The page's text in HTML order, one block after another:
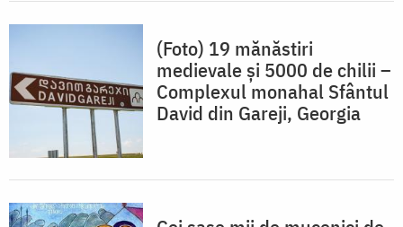
(Foto) 19 mănăstiri
medievale și 5000 de chilii –
Complexul monahal Sfântul
David din Gareji, Georgia